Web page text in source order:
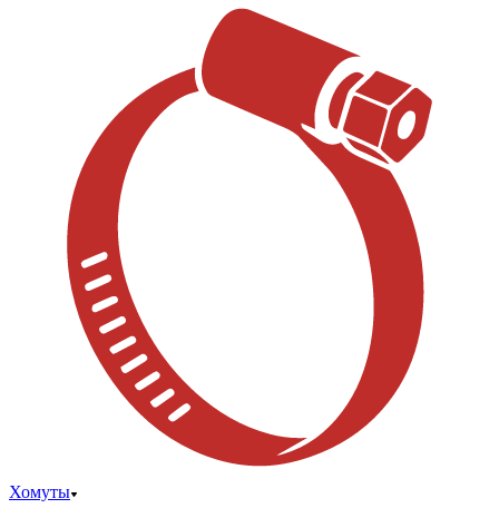
Хомуты